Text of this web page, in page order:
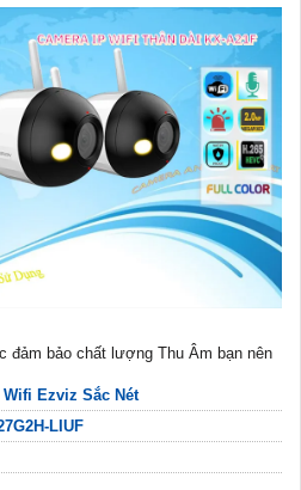
đảm bảo chất lượng Thu Âm bạn nên
Wifi Ezviz Sắc Nét
LIUF